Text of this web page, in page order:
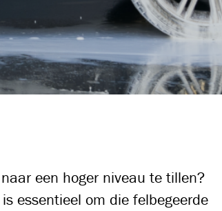
een hoger niveau te tillen?
essentieel om die felbegeerde